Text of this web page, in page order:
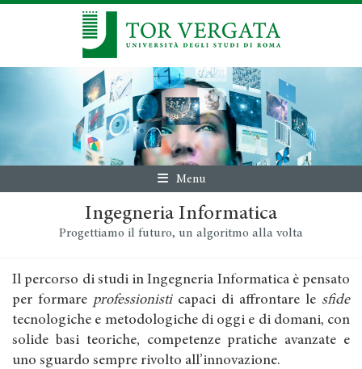
Menu
Ingegneria Informatica
Progettiamo il futuro, un algoritmo alla volta
Il percorso di studi in Ingegneria Informatica è pensato
per formare professionisticapaci di affrontare le sfide
tecnologiche e metodologiche di oggi e di domani, con
solide basi teoriche, competenze pratiche avanzate e
uno sguardo sempre rivolto all’innovazione.